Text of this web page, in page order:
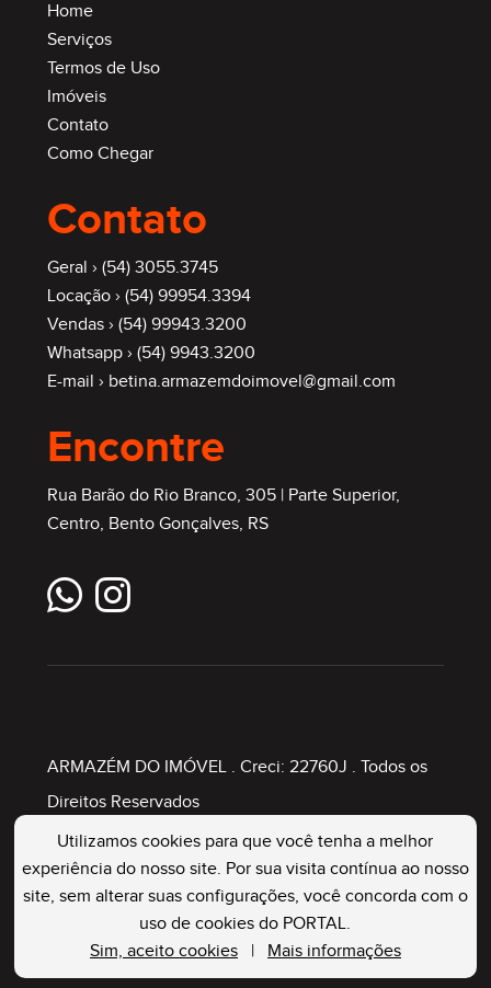
Home
Serviços
Termos de Uso
Imóveis
Contato
Como Chegar
Contato
Geral › (54) 3055.3745
Locação › (54) 99954.3394
Vendas › (54) 99943.3200
Whatsapp › (54) 9943.3200
E-mail › betina.armazemdoimovel@gmail.com
Encontre
Rua Barão do Rio Branco, 305 | Parte Superior,
Centro, Bento Gonçalves, RS
ARMAZÉM DO IMÓVEL. Creci: 22760J . Todos os
Direitos Reservados
Painel Imobiliário
Utilizamos cookies para que você tenha a melhor
experiência do nosso site. Por sua visita contínua ao nosso
site, sem alterar suas configurações, você concorda com o
uso de cookies do PORTAL.
Sim, aceito cookies| Mais informações